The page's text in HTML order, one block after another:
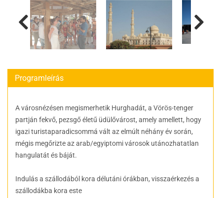
Programleírás
A városnézésen megismerhetik Hurghadát, a Vörös-tenger
partján fekvő, pezsgő életű üdülővárost, amely amellett, hogy
igazi turistaparadicsommá vált az elmúlt néhány év során,
mégis megőrizte az arab/egyiptomi városok utánozhatatlan
hangulatát és báját.
Indulás a szállodából kora délutáni órákban, visszaérkezés a
szállodákba kora este